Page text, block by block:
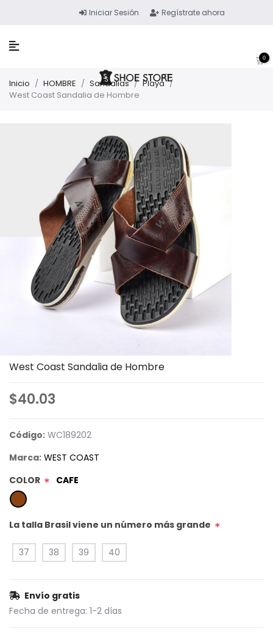
Iniciar Sesión Regístrate ahora
0
Inicio / HOMBRE / Sandalias / Playa /
West Coast Sandalia de Hombre
West Coast Sandalia de Hombre
$40.03
Código: WC189202
Marca: WEST COAST
COLOR * CAFE
La talla Brasil viene un número más grande *
37 38 39 40
Envío gratis
Fecha de entrega: 1-2 días